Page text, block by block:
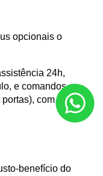
opcionais o
24h,
e comandos
com um
benefício do